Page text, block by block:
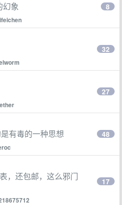
幻象 8
32
27
有毒的一种思想 48
，还包邮，这么邪门
17